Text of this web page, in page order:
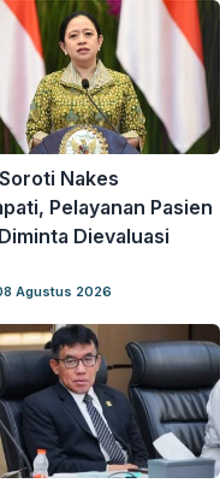
Nakes
Pelayanan Pasien
Dievaluasi
Agustus 2026